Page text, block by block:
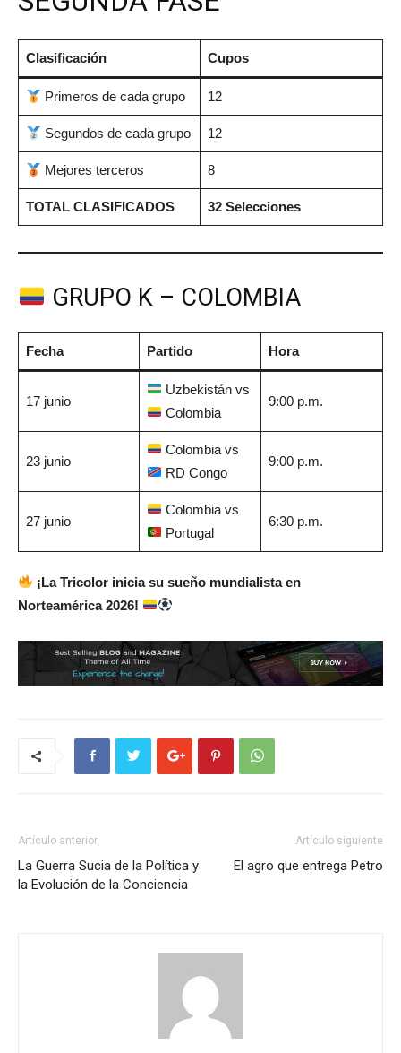
Clasificación Cupos
Primeros de cada grupo 12
Segundos de cada grupo 12
Mejores terceros 8
TOTAL CLASIFICADOS 32 Selecciones
GRUPO K – COLOMBIA
Fecha Partido Hora
17 junio
Uzbekistán vs
Colombia
9:00 p.m.
23 junio
Colombia vs
RD Congo
9:00 p.m.
27 junio
Colombia vs
Portugal
6:30 p.m.
¡La Tricolor inicia su sueño mundialista en
Norteamérica 2026!
Artículo anterior
La Guerra Sucia de la Política y
la Evolución de la Conciencia
Artículo siguiente
El agro que entrega Petro